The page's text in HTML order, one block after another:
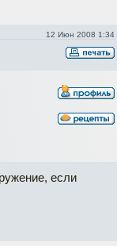
12 Июн 2008 1:34
если